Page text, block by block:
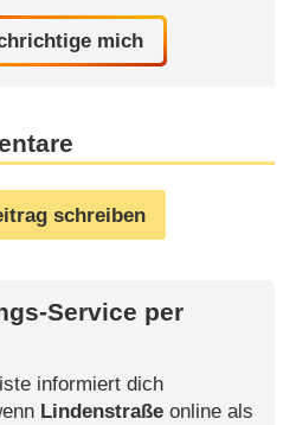
mich
schreiben
Service per
informiert dich
Lindenstraßeonline als